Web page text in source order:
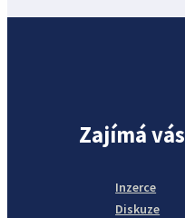
Zajímá vás
Inzerce
Diskuze